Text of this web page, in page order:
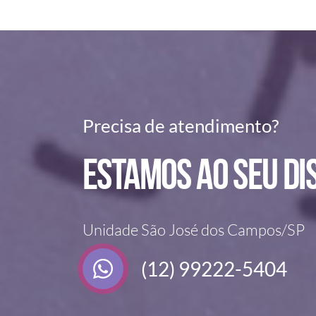
Precisa de atendimento?
Estamos ao seu
Unidade São José dos Campos/SP
(12) 99222-5404